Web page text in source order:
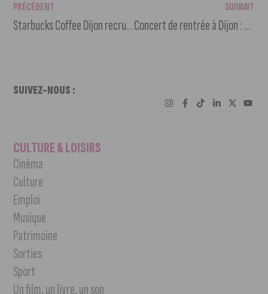
PRÉCÉDENT
Starbucks Coffee Dijon recrute un(e) Barista et un(e) responsable d’équipe
SUIVANT
Concert de rentrée à Dijon : Hubert-Félix Thiéfaine tête d’affiche
SUIVEZ-NOUS :
CULTURE & LOISIRS
Cinéma
Culture
Emploi
Musique
Patrimoine
Sorties
Sport
Un film, un livre, un son